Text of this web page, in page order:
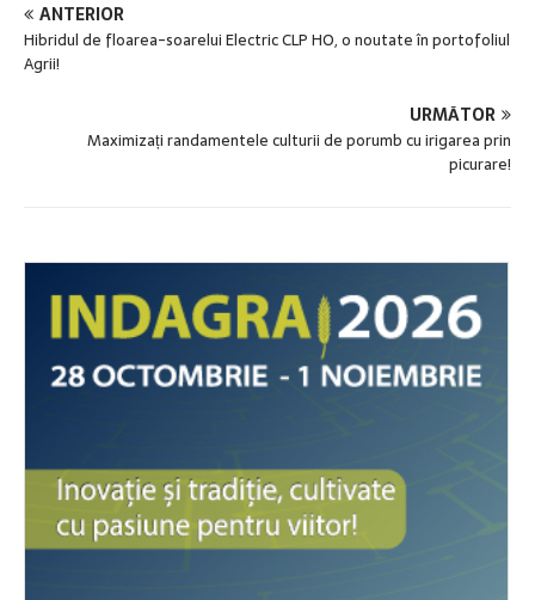
ANTERIOR
Hibridul de floarea-soarelui Electric CLP HO, o noutate în portofoliul
Agrii!
URMĂTOR
Maximizați randamentele culturii de porumb cu irigarea prin
picurare!